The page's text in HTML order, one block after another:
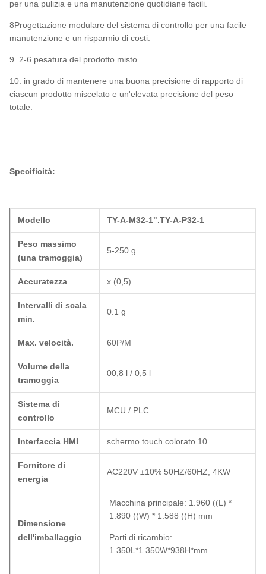
per una pulizia e una manutenzione quotidiane facili.
8Progettazione modulare del sistema di controllo per una facile
manutenzione e un risparmio di costi.
9. 2-6 pesatura del prodotto misto.
10. in grado di mantenere una buona precisione di rapporto di
ciascun prodotto miscelato e un'elevata precisione del peso
totale.
Specificità:
Modello TY-A-M32-1".TY-A-P32-1
Peso massimo
(una tramoggia)
5-250 g
Accuratezza x (0,5)
Intervalli di scala
min.
0.1 g
Max. velocità. 60P/M
Volume della
tramoggia
00,8 l / 0,5 l
Sistema di
controllo
MCU / PLC
Interfaccia HMI schermo touch colorato 10
Fornitore di
energia
AC220V ±10% 50HZ/60HZ, 4KW
Dimensione
dell'imballaggio
Macchina principale: 1.960 ((L) *
1.890 ((W) * 1.588 ((H) mm
Parti di ricambio:
1.350L*1.350W*938H*mm